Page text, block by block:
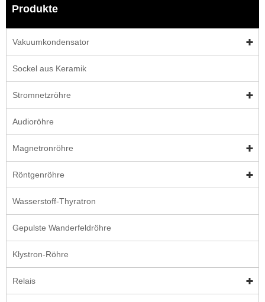
Produkte
Vakuumkondensator
Sockel aus Keramik
Stromnetzröhre
Audioröhre
Magnetronröhre
Röntgenröhre
Wasserstoff-Thyratron
Gepulste Wanderfeldröhre
Klystron-Röhre
Relais